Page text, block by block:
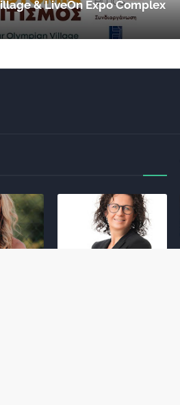
& LiveOn Expo Complex